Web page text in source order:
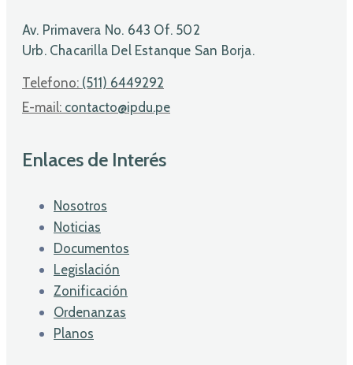
Av. Primavera No. 643 Of. 502
Urb. Chacarilla Del Estanque San Borja.
Telefono: (511) 6449292
E-mail: contacto@ipdu.pe
Enlaces de Interés
Nosotros
Noticias
Documentos
Legislación
Zonificación
Ordenanzas
Planos